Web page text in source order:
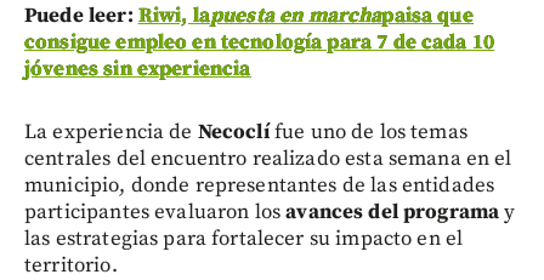
Puede leer: Riwi, lapuesta en marchapaisa que
consigue empleo en tecnología para 7 de cada 10
jóvenes sin experiencia
La experiencia de Necoclífue uno de los temas
centrales del encuentro realizado esta semana en el
municipio, donde representantes de las entidades
participantes evaluaron losavances del programay
las estrategias para fortalecer su impacto en el
territorio.